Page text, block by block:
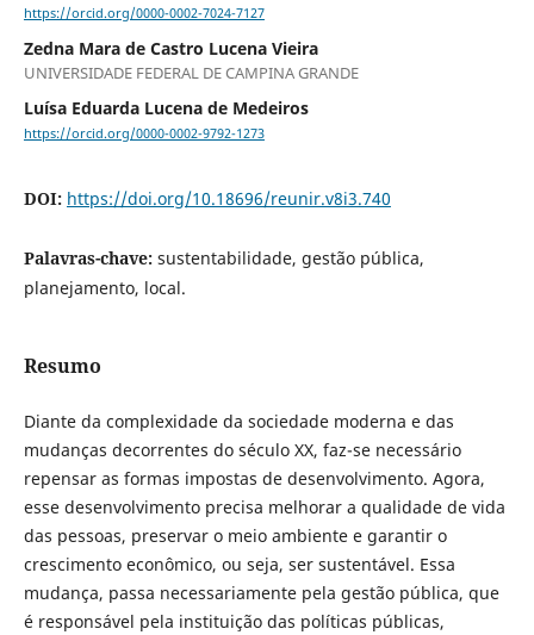
https://orcid.org/0000-0002-7024-7127
Zedna Mara de Castro Lucena Vieira
UNIVERSIDADE FEDERAL DE CAMPINA GRANDE
Luísa Eduarda Lucena de Medeiros
https://orcid.org/0000-0002-9792-1273
DOI: https://doi.org/10.18696/reunir.v8i3.740
Palavras-chave: sustentabilidade, gestão pública,
planejamento, local.
Resumo
Diante da complexidade da sociedade moderna e das
mudanças decorrentes do século XX, faz-se necessário
repensar as formas impostas de desenvolvimento. Agora,
esse desenvolvimento precisa melhorar a qualidade de vida
das pessoas, preservar o meio ambiente e garantir o
crescimento econômico, ou seja, ser sustentável. Essa
mudança, passa necessariamente pela gestão pública, que
é responsável pela instituição das políticas públicas,